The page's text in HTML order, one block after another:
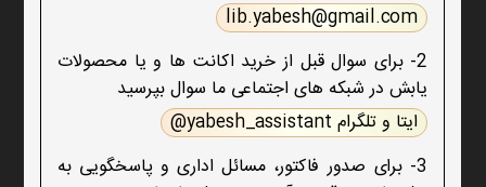
lib.yabesh@gmail.com
2- برای سوال قبل از خرید اکانت ها و یا محصولات
یابش در شبکه های اجتماعی ما سوال بپرسید
ایتا و تلگرام yabesh_assistant@
3- برای صدور فاکتور، مسائل اداری و پاسخگویی به